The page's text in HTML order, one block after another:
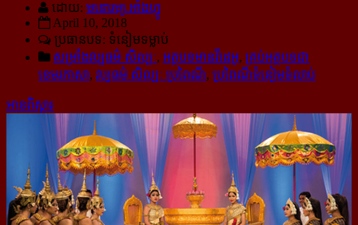
ដោយ: មនោរម្យ.អាំងហ្វូ
April 10, 2018
ប្រធានបទ: ទំនៀមទម្លាប់
សម្រាំងវប្ប​ធម៌​ សិល្បៈ, អត្ថបទមានវីដេអូ, គ្រប់អត្ថបទជា
ខេមរភាសា, វប្បធម៌ សិល្បៈ ប្រពៃណី, ប្រពៃណីទំនៀមទំលាប់
អានពិស្ដារ